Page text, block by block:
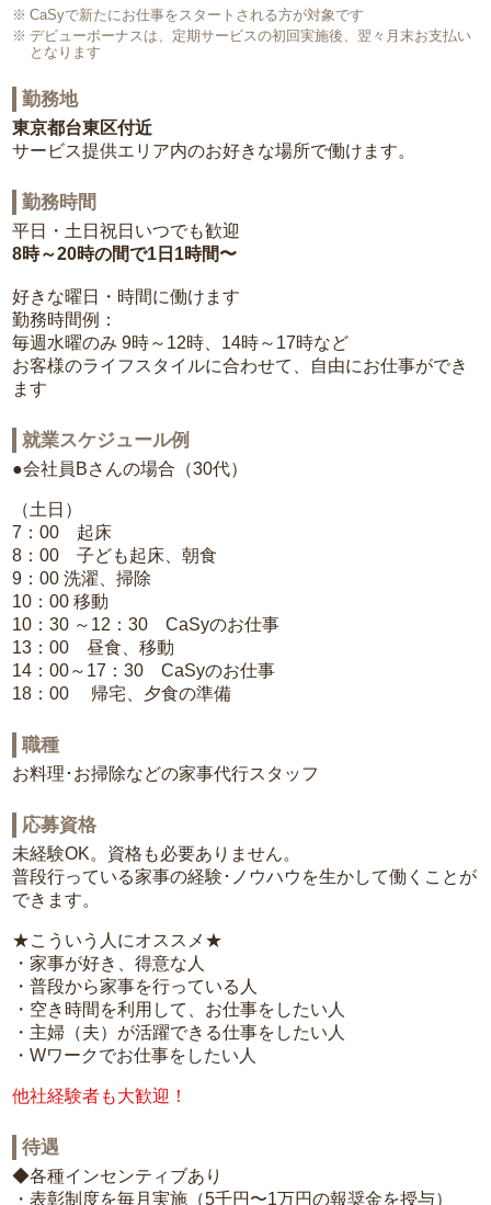
CaSyで新たにお仕事をスタートされる方が対象です
デビューボーナスは、定期サービスの初回実施後、翌々月末お支払い
となります
勤務地
東京都台東区付近
サービス提供エリア内のお好きな場所で働けます。
勤務時間
平日・土日祝日いつでも歓迎
8時～20時の間で1日1時間〜
好きな曜日・時間に働けます
勤務時間例：
毎週水曜のみ 9時～12時、14時～17時など
お客様のライフスタイルに合わせて、自由にお仕事ができ
ます
就業スケジュール例
●会社員Bさんの場合（30代）
（土日）
7：00 起床
8：00 子ども起床、朝食
9：00 洗濯、掃除
10：00 移動
10：30 ～12：30 CaSyのお仕事
13：00 昼食、移動
14：00～17：30 CaSyのお仕事
18：00 帰宅、夕食の準備
職種
お料理･お掃除などの家事代行スタッフ
応募資格
未経験OK。資格も必要ありません。
普段行っている家事の経験･ノウハウを生かして働くことが
できます。
★こういう人にオススメ★
・家事が好き、得意な人
・普段から家事を行っている人
・空き時間を利用して、お仕事をしたい人
・主婦（夫）が活躍できる仕事をしたい人
・Wワークでお仕事をしたい人
他社経験者も大歓迎！
待遇
◆各種インセンティブあり
・表彰制度を毎月実施（5千円〜1万円の報奨金を授与）